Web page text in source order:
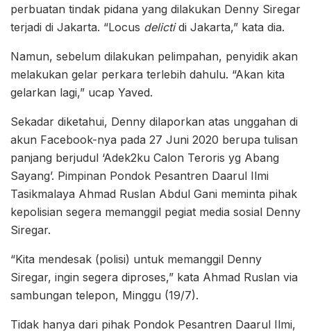
perbuatan tindak pidana yang dilakukan Denny Siregar
terjadi di Jakarta. “Locus delictidi Jakarta,” kata dia.
Namun, sebelum dilakukan pelimpahan, penyidik akan
melakukan gelar perkara terlebih dahulu. “Akan kita
gelarkan lagi,” ucap Yaved.
Sekadar diketahui, Denny dilaporkan atas unggahan di
akun Facebook-nya pada 27 Juni 2020 berupa tulisan
panjang berjudul ‘Adek2ku Calon Teroris yg Abang
Sayang’. Pimpinan Pondok Pesantren Daarul Ilmi
Tasikmalaya Ahmad Ruslan Abdul Gani meminta pihak
kepolisian segera memanggil pegiat media sosial Denny
Siregar.
“Kita mendesak (polisi) untuk memanggil Denny
Siregar, ingin segera diproses,” kata Ahmad Ruslan via
sambungan telepon, Minggu (19/7).
Tidak hanya dari pihak Pondok Pesantren Daarul Ilmi,